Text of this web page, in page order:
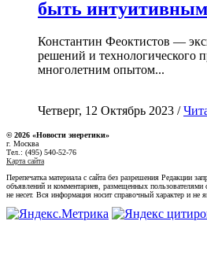
быть интуитивным
Константин Феоктистов —
решений и технологического
многолетним опытом...
Четверг, 12 Октябрь 2023 /
© 2026 «Новости энеретики»
г. Москва
Тел.: (495) 540-52-76
Карта сайта
Перепечатка материала с сайта без разрешения Редакции
объявлений и комментариев, размещенных пользователями
не несет. Вся информация носит справочный характер и не